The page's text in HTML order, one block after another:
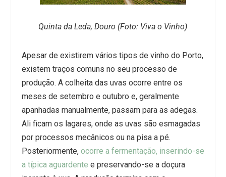
Quinta da Leda, Douro (Foto: Viva o Vinho)
Apesar de existirem vários tipos de vinho do Porto,
existem traços comuns no seu processo de
produção. A colheita das uvas ocorre entre os
meses de setembro e outubro e, geralmente
apanhadas manualmente, passam para as adegas.
Ali ficam os lagares, onde as uvas são esmagadas
por processos mecânicos ou na pisa a pé.
Posteriormente, ocorre a fermentação, inserindo-se
a típica aguardente e preservando-se a doçura